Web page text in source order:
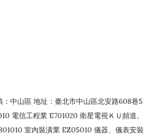
中山區 地址：臺北市中山區北安路608巷5
電信工程業 E701020 衛星電視ＫＵ頻道、
室內裝潢業 EZ05010 儀器、儀表安裝